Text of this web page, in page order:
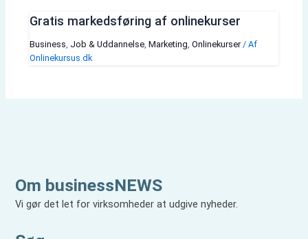
Gratis markedsføring af onlinekurser
Business Job & Uddannelse, Marketing Onlinekurser/ Af
Onlinekursus.dk
Om businessNEWS
Vi gør det let for virksomheder at udgive nyheder.